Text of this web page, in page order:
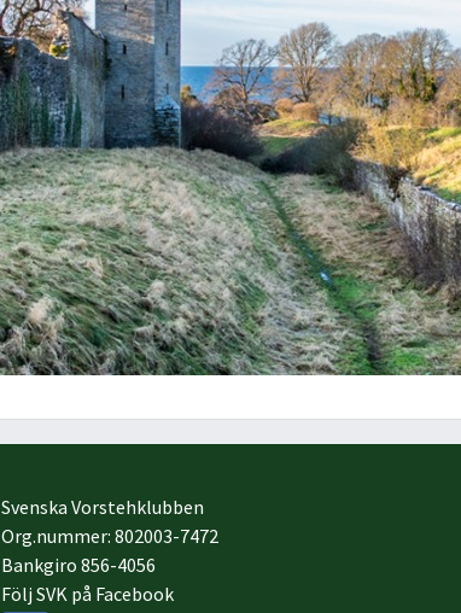
Svenska Vorstehklubben
Org.nummer: 802003-7472
Bankgiro 856-4056
Följ SVK på Facebook